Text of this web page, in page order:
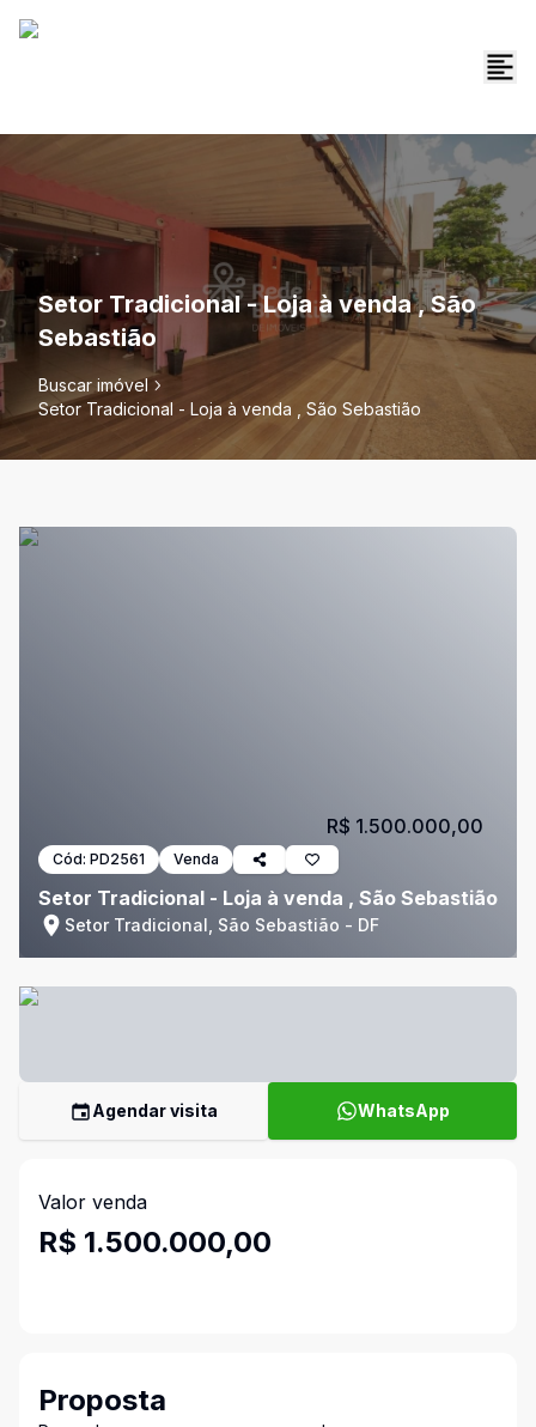
Setor Tradicional - Loja à venda , São
Sebastião
Buscar imóvel
Setor Tradicional - Loja à venda , São Sebastião
Cód: PD2561 Venda
Setor Tradicional - Loja à venda , São Sebastião
Setor Tradicional, São Sebastião - DF
R$ 1.500.000,00
Agendar visita WhatsApp
Valor venda
R$ 1.500.000,00
Proposta